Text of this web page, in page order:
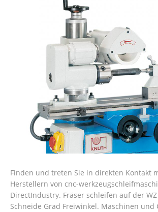
Finden und treten Sie in direkten Kontakt
Herstellern von cnc-
DirectIndustry. Fräser schleifen auf der
Schneide Grad Freiwinkel. Maschinen und